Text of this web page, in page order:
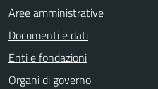
Aree amministrative
Documenti e dati
Enti e fondazioni
Organi di governo